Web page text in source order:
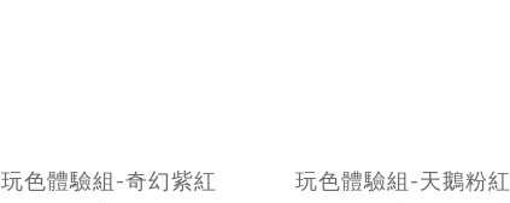
玩色體驗組-奇幻紫紅 玩色體驗組-天鵝粉紅